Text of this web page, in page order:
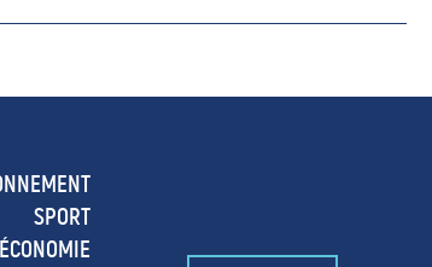
SPORT
ÉCONOMIE